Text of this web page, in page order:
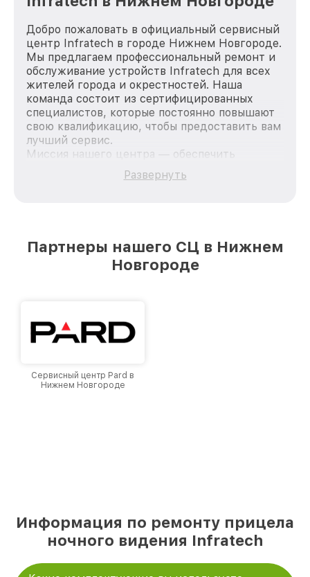
Добро пожаловать в официальный сервисный
центр Infratech в городе Нижнем Новгороде.
Мы предлагаем профессиональный ремонт и
обслуживание устройств Infratech для всех
жителей города и окрестностей. Наша
команда состоит из сертифицированных
специалистов, которые постоянно повышают
свою квалификацию, чтобы предоставить вам
лучший сервис.
Миссия нашего центра — обеспечить
качественный и доступный ремонт для
каждого пользователя продукции Infratech,
лучшим сервисным центром Infratech в
городе Нижнем Новгороде, постоянно
Развернуть
Партнеры нашего СЦ в Нижнем
Новгороде
Сервисный центр Pard в
Нижнем Новгороде
Информация по ремонту прицела
ночного видения Infratech